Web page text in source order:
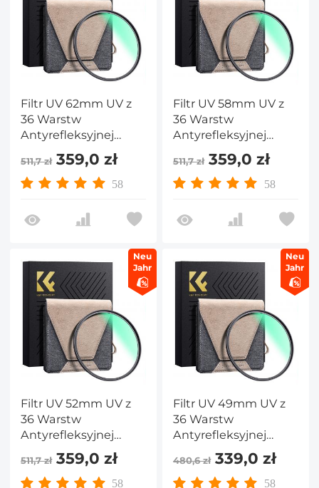
Filtr UV 62mm UV z
36 Warstw
Antyrefleksyjnej
Zielonej Folii,
Wodoodporny i
Odporny na
Mosiężna Ramka
Seria Nano X PRO
511,7 zł359,0 zł
58
Filtr UV 58mm UV z
36 Warstw
Antyrefleksyjnej
Zielonej Folii,
Wodoodporny i
Odporny na
Mosiężna Ramka
Seria Nano X PRO
511,7 zł359,0 zł
58
Neu
Jahr
Filtr UV 52mm UV z
36 Warstw
Antyrefleksyjnej
Zielonej Folii,
Wodoodporny i
Odporny na
511,7 zł359,0 zł
58
Neu
Jahr
Filtr UV 49mm UV z
36 Warstw
Antyrefleksyjnej
Zielonej Folii,
Wodoodporny i
Odporny na
480,6 zł339,0 zł
58